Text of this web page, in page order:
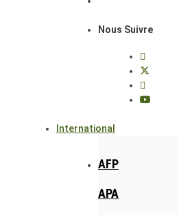
Nous Suivre
International
AFP
APA